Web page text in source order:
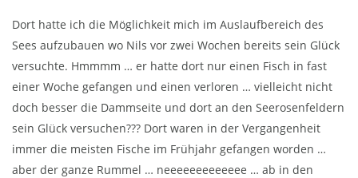
Dort hatte ich die Möglichkeit mich im Auslaufbereich des
Sees aufzubauen wo Nils vor zwei Wochen bereits sein Glück
versuchte. Hmmmm … er hatte dort nur einen Fisch in fast
einer Woche gefangen und einen verloren … vielleicht nicht
doch besser die Dammseite und dort an den Seerosenfeldern
sein Glück versuchen??? Dort waren in der Vergangenheit
immer die meisten Fische im Frühjahr gefangen worden …
aber der ganze Rummel … neeeeeeeeeeeee … ab in den